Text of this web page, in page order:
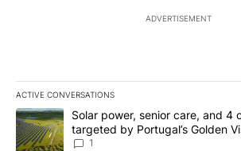
ADVERTISEMENT
ACTIVE CONVERSATIONS
The following is a list of the most
A trending article titled "Solar power,
Solar power, senior care, and 4
targeted by Portugal’s Golden
News 8
1